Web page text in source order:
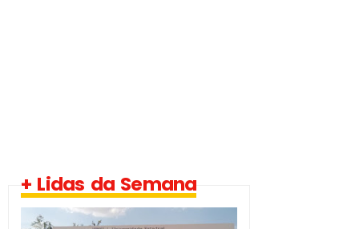
+ Lidas da Semana